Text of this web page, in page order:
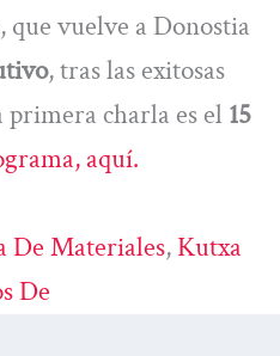
vuelve a Donostia
, tras las exitosas
charla es el 15
aquí.
De Materiales, Kutxa
De